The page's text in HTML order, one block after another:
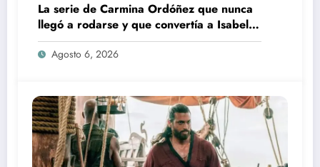
La serie de Carmina Ordóñez que nunca
llegó a rodarse y que convertía a Isabel
Pantoja en la gran antagonista
Agosto 6, 2026